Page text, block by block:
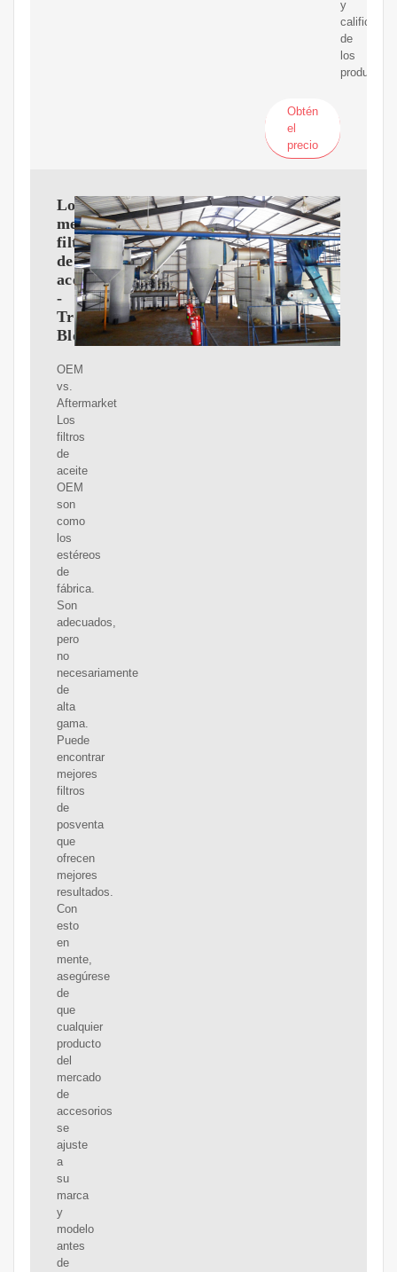
y
de
los
productos
Obtén
el
precio
Los
mejores
filtros
de
aceite
-
TrueCar
Blog
OEM
vs.
Aftermarket
Los
filtros
de
aceite
OEM
son
como
los
estéreos
de
fábrica.
Son
adecuados,
pero
no
necesariamente
de
alta
gama.
Puede
encontrar
mejores
filtros
de
posventa
que
ofrecen
mejores
resultados.
Con
esto
en
mente,
asegúrese
de
que
cualquier
producto
del
mercado
de
accesorios
se
ajuste
a
su
marca
y
modelo
antes
de